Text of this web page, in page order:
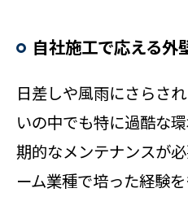
自社施工で応える外
日差しや風雨にさらさ
いの中でも特に過酷な
期的なメンテナンスが
ーム業種で培った経験